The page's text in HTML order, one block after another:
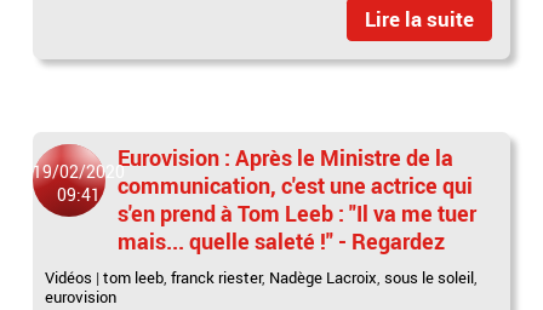
Lire la suite
19/02/2020
09:41
Eurovision : Après le Ministre de la
communication, c'est une actrice qui
s'en prend à Tom Leeb : "Il va me tuer
mais... quelle saleté !" - Regardez
Vidéos |tom leeb,franck riester, Nadège Lacroix,sous le soleil,
eurovision